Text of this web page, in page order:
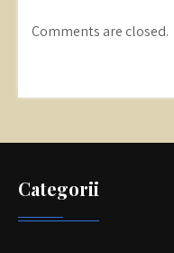
Comments are closed.
Categorii